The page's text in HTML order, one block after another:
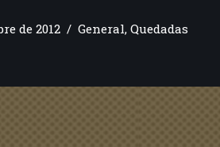
de 2012 General, Quedadas